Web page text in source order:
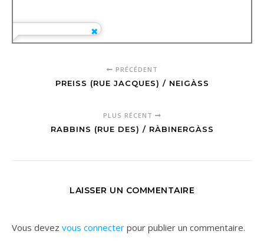
PRÉCÉDENT
PREISS (RUE JACQUES) / NEIGÀSS
PLUS RÉCENT
RABBINS (RUE DES) / RÀBINERGÀSS
LAISSER UN COMMENTAIRE
Vous devez vous connecter pour publier un commentaire.